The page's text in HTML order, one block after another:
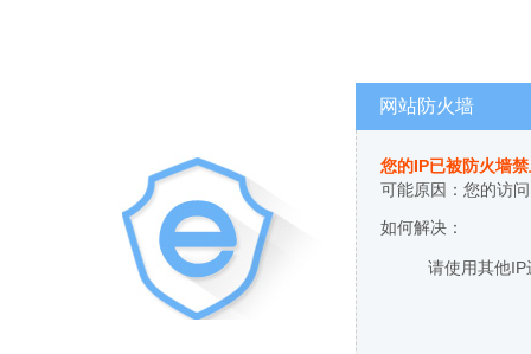
网站防火墙
您的IP已被防火墙
可能原因：您的访
如何解决：
请使用其他